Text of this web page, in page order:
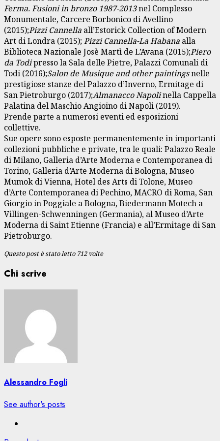
Ferma. Fusioni in bronzo 1987-2013nel Complesso
Monumentale, Carcere Borbonico di Avellino
(2015);Pizzi Cannella all’Estorick Collection of Modern
Art di Londra (2015); Pizzi Cannella-La Habana alla
Biblioteca Nazionale Josè Martì de L’Avana (2015);Piero
da Todipresso la Sala delle Pietre, Palazzi Comunali di
Todi (2016);Salon de Musique and other paintingsnelle
prestigiose stanze del Palazzo d’Inverno, Ermitage di
San Pietroburgo (2017);Almanacco Napolinella Cappella
Palatina del Maschio Angioino di Napoli (2019).
Prende parte a numerosi eventi ed esposizioni
collettive.
Sue opere sono esposte permanentemente in importanti
collezioni pubbliche e private, tra le quali: Palazzo Reale
di Milano, Galleria d’Arte Moderna e Contemporanea di
Torino, Galleria d’Arte Moderna di Bologna, Museo
Mumok di Vienna, Hotel des Arts di Tolone, Museo
d’Arte Contemporanea di Pechino, MACRO di Roma, San
Giorgio in Poggiale a Bologna, Biedermann Motech a
Villingen-Schwenningen (Germania), al Museo d’Arte
Moderna di Saint Etienne (Francia) e all’Ermitage di San
Pietroburgo.
Questo post è stato letto 712 volte
Chi scrive
Alessandro Fogli
See author's posts